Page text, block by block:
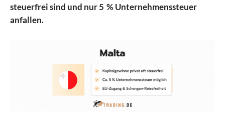
steuerfrei sind und nur 5 % Unternehmenssteuer
anfallen.